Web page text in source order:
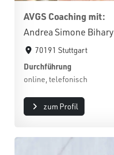
AVGS Coaching mit:
Andrea Simone Bihary
70191 Stuttgart
Durchführung
online, telefonisch
zum Profil